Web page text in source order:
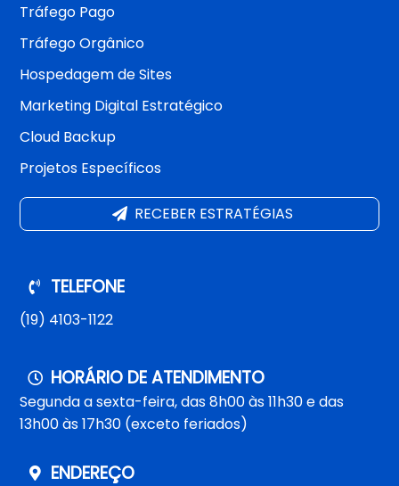
Tráfego Pago
Tráfego Orgânico
Hospedagem de Sites
Marketing Digital Estratégico
Cloud Backup
Projetos Específicos
RECEBER ESTRATÉGIAS
TELEFONE
(19) 4103-1122
HORÁRIO DE ATENDIMENTO
Segunda a sexta-feira, das 8h00 às 11h30 e das
13h00 às 17h30 (exceto feriados)
ENDEREÇO